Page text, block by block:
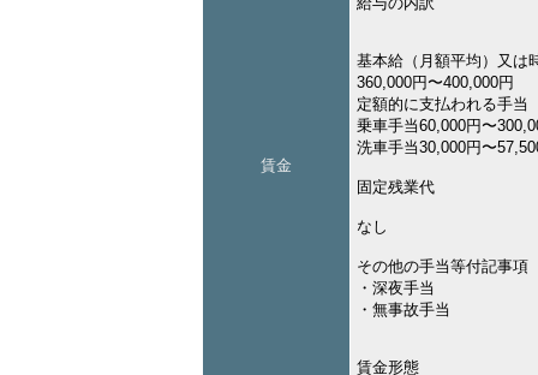
賃金
基本給（月額平均）又は
360,000円〜400,000円
定額的に支払われる手当
乗車手当60,000円〜
洗車手当30,000円〜
固定残業代
なし
その他の手当等付記事項
・深夜手当
・無事故手当
賃金形態